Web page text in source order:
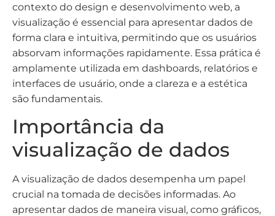
contexto do design e desenvolvimento web, a
visualização é essencial para apresentar dados de
forma clara e intuitiva, permitindo que os usuários
absorvam informações rapidamente. Essa prática é
amplamente utilizada em dashboards, relatórios e
interfaces de usuário, onde a clareza e a estética
são fundamentais.
Importância da
visualização de dados
A visualização de dados desempenha um papel
crucial na tomada de decisões informadas. Ao
apresentar dados de maneira visual, como gráficos,